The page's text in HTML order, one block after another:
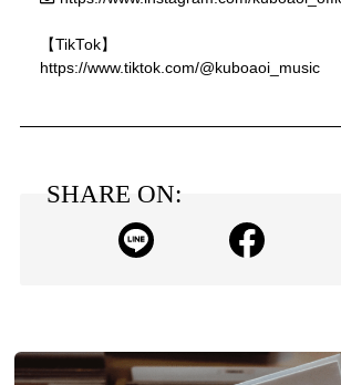
【TikTok】
https://www.tiktok.com/@kuboaoi_music
SHARE ON: